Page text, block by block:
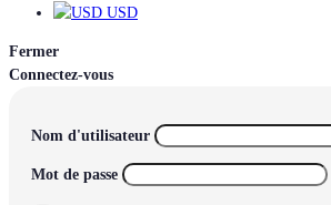
USD
Fermer
Connectez-vous
Nom d'utilisateur
Mot de passe